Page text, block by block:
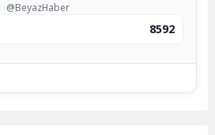
@BeyazHaber
8592